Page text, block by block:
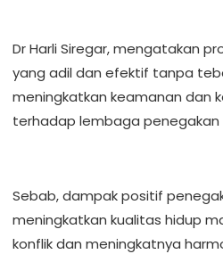
‎Dr Harli Siregar, mengatakan
yang adil dan efektif tanpa
meningkatkan keamanan dan
terhadap lembaga penegakan
‎Sebab, dampak positif
meningkatkan kualitas hidup
konflik dan meningkatnya